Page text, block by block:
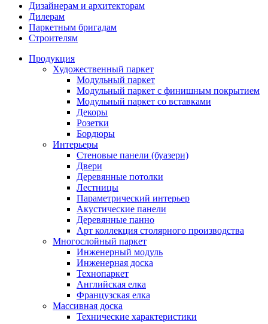
Дизайнерам и архитекторам
Дилерам
Паркетным бригадам
Строителям
Продукция
Художественный паркет
Модульный паркет
Модульный паркет с финишным покрытием
Модульный паркет со вставками
Декоры
Розетки
Бордюры
Интерьеры
Стеновые панели (буазери)
Двери
Деревянные потолки
Лестницы
Параметрический интерьер
Акустические панели
Деревянные панно
Арт коллекция столярного производства
Многослойный паркет
Инженерный модуль
Инженерная доска
Технопаркет
Английская елка
Французская елка
Массивная доска
Технические характеристики